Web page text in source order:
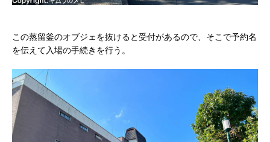
この蒸留釜のオブジェを抜けると受付があるので、そこで予約名
を伝えて入場の手続きを行う。